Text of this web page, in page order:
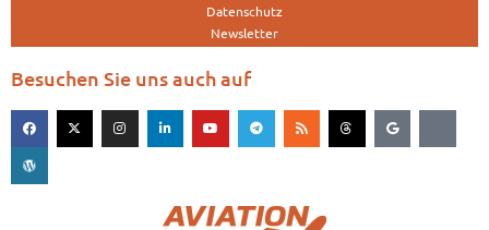
Datenschutz
Newsletter
Besuchen Sie uns auch auf